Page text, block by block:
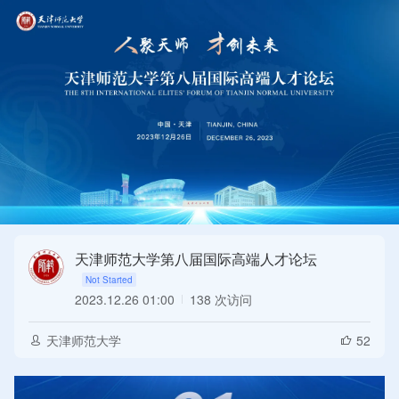
天津师范大学第八届国际高端人才论坛
Not Started
2023.12.26 01:00 138 次访问
天津师范大学 52